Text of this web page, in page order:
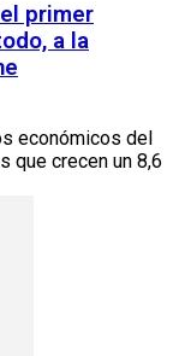
primer
a la
económicos del
que crecen un 8,6